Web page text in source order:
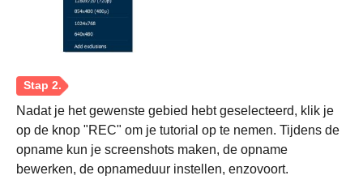
Nadat je het gewenste gebied hebt geselecteerd, klik je
op de knop "REC" om je tutorial op te nemen. Tijdens de
opname kun je screenshots maken, de opname
bewerken, de opnameduur instellen, enzovoort.